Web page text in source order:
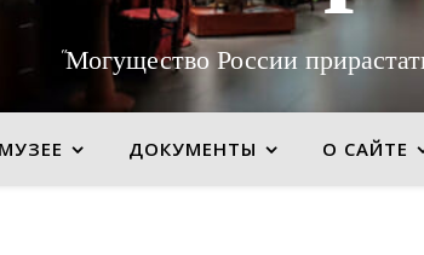
"Могущество России
ДОКУМЕНТЫ О САЙТЕ